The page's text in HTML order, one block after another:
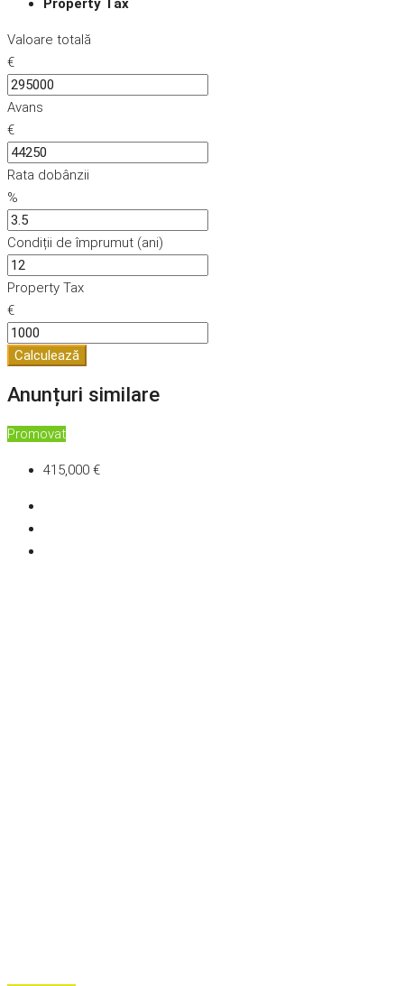
Property Tax
Valoare totală
€
Avans
€
Rata dobânzii
%
Condiții de împrumut (ani)
Property Tax
€
Calculează
Anunțuri similare
Promovat
415,000 €